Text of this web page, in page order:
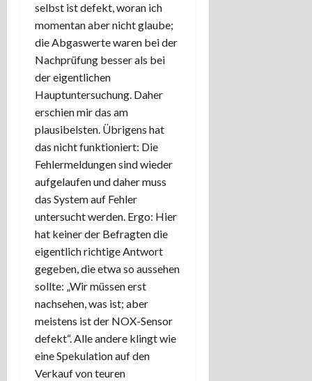
selbst ist defekt, woran ich
momentan aber nicht glaube;
die Abgaswerte waren bei der
Nachprüfung besser als bei
der eigentlichen
Hauptuntersuchung. Daher
erschien mir das am
plausibelsten. Übrigens hat
das nicht funktioniert: Die
Fehlermeldungen sind wieder
aufgelaufen und daher muss
das System auf Fehler
untersucht werden. Ergo: Hier
hat keiner der Befragten die
eigentlich richtige Antwort
gegeben, die etwa so aussehen
sollte: „Wir müssen erst
nachsehen, was ist; aber
meistens ist der NOX-Sensor
defekt“. Alle andere klingt wie
eine Spekulation auf den
Verkauf von teuren